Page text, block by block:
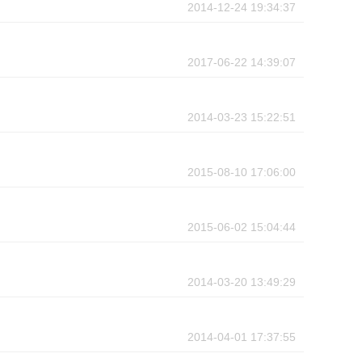
2014-12-24 19:34:37
2017-06-22 14:39:07
2014-03-23 15:22:51
2015-08-10 17:06:00
2015-06-02 15:04:44
2014-03-20 13:49:29
2014-04-01 17:37:55